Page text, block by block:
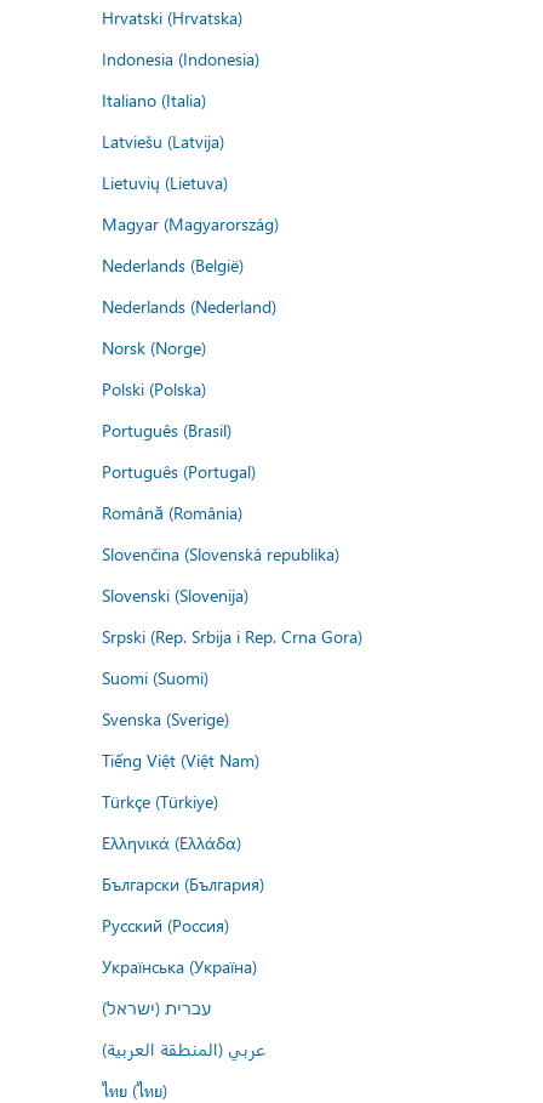
Hrvatski (Hrvatska)
Indonesia (Indonesia)
Italiano (Italia)
Latviešu (Latvija)
Lietuvių (Lietuva)
Magyar (Magyarország)
Nederlands (België)
Nederlands (Nederland)
Norsk (Norge)
Polski (Polska)
Português (Brasil)
Português (Portugal)
Română (România)
Slovenčina (Slovenská republika)
Slovenski (Slovenija)
Srpski (Rep. Srbija i Rep. Crna Gora)
Suomi (Suomi)
Svenska (Sverige)
Tiếng Việt (Việt Nam)
Türkçe (Türkiye)
Ελληνικά (Ελλάδα)
Български (България)
Русский (Россия)
Українська (Україна)
עברית (ישראל)
عربي (المنطقة العربية)
ไทย (ไทย)